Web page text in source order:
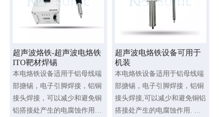
超声波烙铁-超声波电烙铁
ITO靶材焊锡
本电烙铁设备适用于铝母线端
部搪锡，电子引脚焊接，铝铜
接头焊接，可以减少和避免铜
铝搭接处产生的电腐蚀作用。
超声波电烙铁设备可用于
机装
本电烙铁设备适用于铝母线端
部搪锡，电子引脚焊接，铝铜
接头焊接,可以减少和避免铜铝
搭接处产生的电腐蚀作用. 整